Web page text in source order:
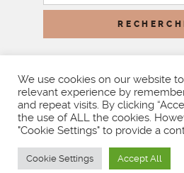
BY LITTLE
We use cookies on our website
relevant experience by
and repeat visits. By clicking
the use of ALL the cookies.
"Cookie Settings" to provide a
Cookie Settings Accept All